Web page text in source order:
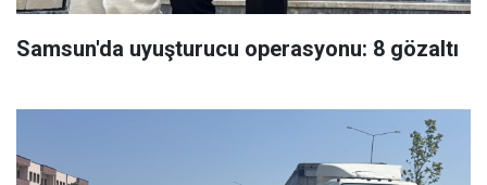
Samsun'da uyuşturucu operasyonu: 8 gözaltı